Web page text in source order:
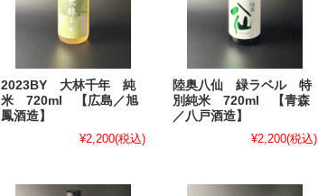
2023BY 大林千年 純
米 720ml 【広島／旭
鳳酒造】
¥2,200(税込)
陸奥八仙 緑ラベル 特
別純米 720ml 【青森
／八戸酒造】
¥2,200(税込)